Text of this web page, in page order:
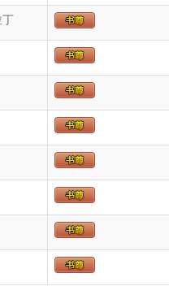
丁